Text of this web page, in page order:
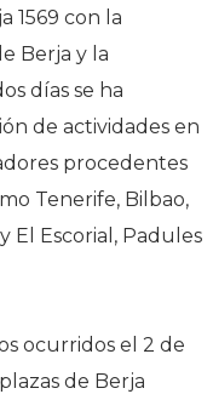
1569 con la
Berja y la
días se ha
de actividades en
procedentes
Tenerife, Bilbao,
El Escorial, Padules
ocurridos el 2 de
de Berja